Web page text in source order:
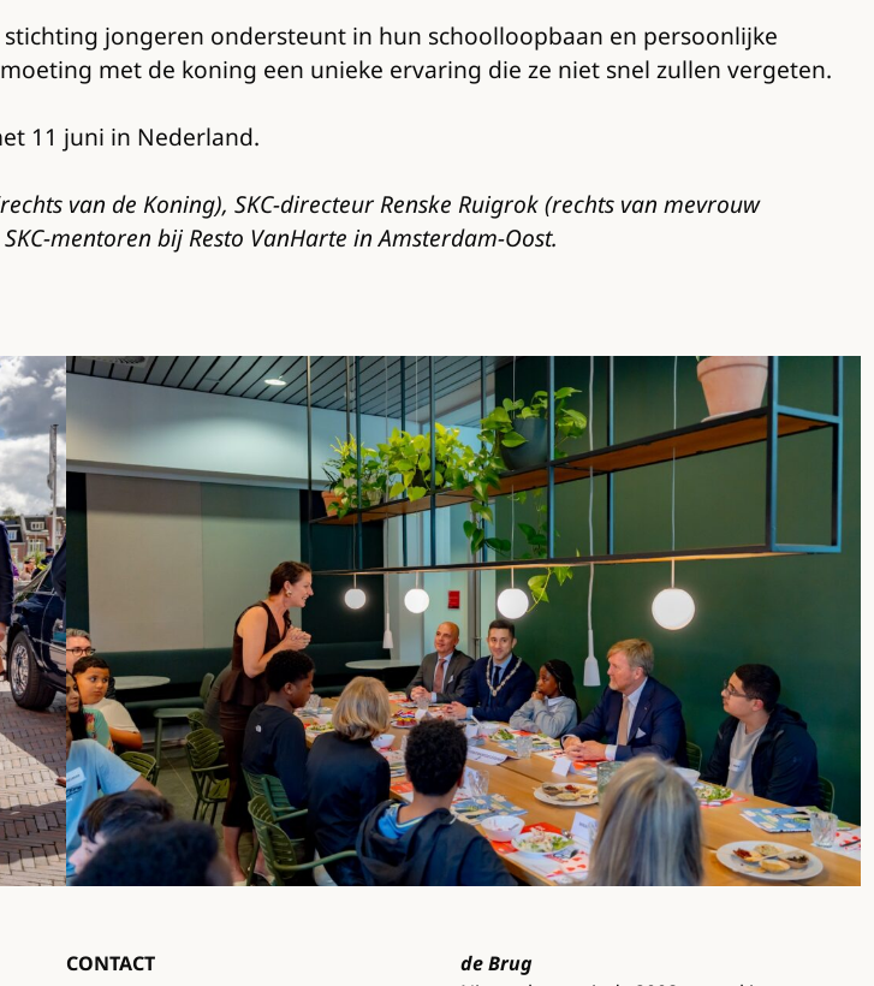
jongeren ondersteunt in hun schoolloopbaan en persoonlijke
met de koning een unieke ervaring die ze niet snel zullen vergeten.
11 juni in Nederland.
van de Koning), SKC-directeur Renske Ruigrok (rechts van mevrouw
mentoren bij Resto VanHarte in Amsterdam-Oost.
CONTACT
de Brug